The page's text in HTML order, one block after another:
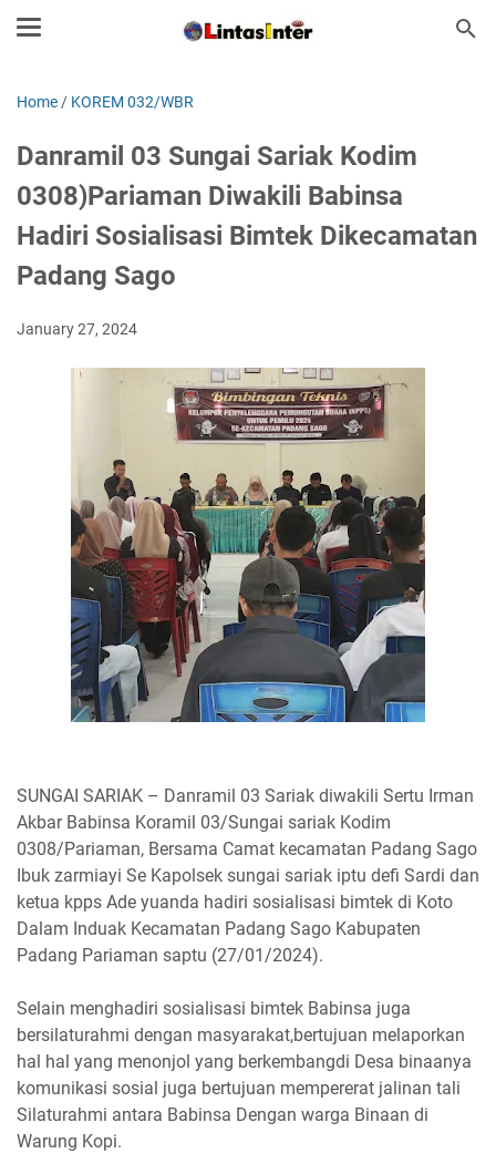
Home / KOREM 032/WBR
Danramil 03 Sungai Sariak Kodim
0308)Pariaman Diwakili Babinsa
Hadiri Sosialisasi Bimtek Dikecamatan
Padang Sago
January 27, 2024
SUNGAI SARIAK – Danramil 03 Sariak diwakili Sertu Irman
Akbar Babinsa Koramil 03/Sungai sariak Kodim
0308/Pariaman, Bersama Camat kecamatan Padang Sago
Ibuk zarmiayi Se Kapolsek sungai sariak iptu defi Sardi dan
ketua kpps Ade yuanda hadiri sosialisasi bimtek di Koto
Dalam Induak Kecamatan Padang Sago Kabupaten
Padang Pariaman saptu (27/01/2024).
Selain menghadiri sosialisasi bimtek Babinsa juga
bersilaturahmi dengan masyarakat,bertujuan melaporkan
hal hal yang menonjol yang berkembangdi Desa binaanya
komunikasi sosial juga bertujuan mempererat jalinan tali
Silaturahmi antara Babinsa Dengan warga Binaan di
Warung Kopi.